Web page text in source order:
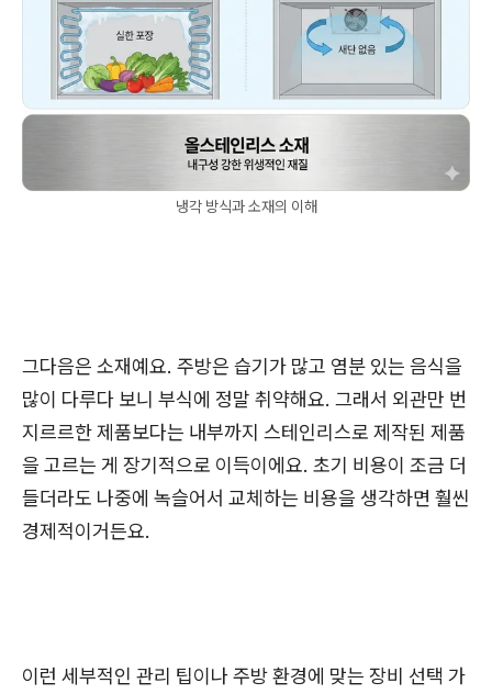
냉각 방식과 소재의 이해
그다음은 소재예요. 주방은 습기가 많고 염분 있는 음식을
많이 다루다 보니 부식에 정말 취약해요. 그래서 외관만 번
지르르한 제품보다는 내부까지 스테인리스로 제작된 제품
을 고르는 게 장기적으로 이득이에요. 초기 비용이 조금 더
들더라도 나중에 녹슬어서 교체하는 비용을 생각하면 훨씬
경제적이거든요.
이런 세부적인 관리 팁이나 주방 환경에 맞는 장비 선택 가